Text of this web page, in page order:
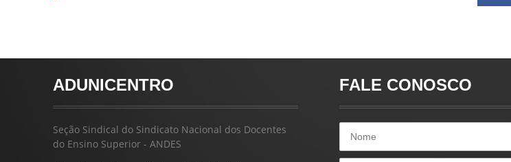
ADUNICENTRO
Seção Sindical do Sindicato Nacional dos Docentes
do Ensino Superior - ANDES
FALE CONOSCO